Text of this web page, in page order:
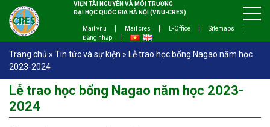
VIỆN TÀI NGUYÊN VÀ MÔI TRƯỜNG
ĐẠI HỌC QUỐC GIA HÀ NỘI (VNU-CRES)
Mail vnu Mail cres E-Office
Sitemaps
Đăng nhập
Trang chủ » Tin tức và sự kiện » Lễ trao học bổng Nagao năm học
2023-2024
Lễ trao học bổng Nagao năm học 2023-
2024